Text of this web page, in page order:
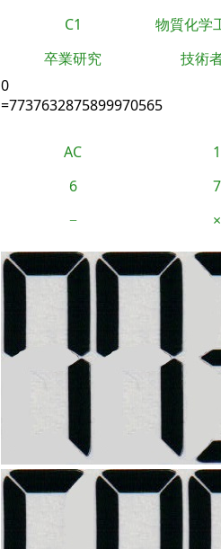
C1 物質化学
卒業研究
技術
0
=7737632875899970565
AC 1
6
7
−
×